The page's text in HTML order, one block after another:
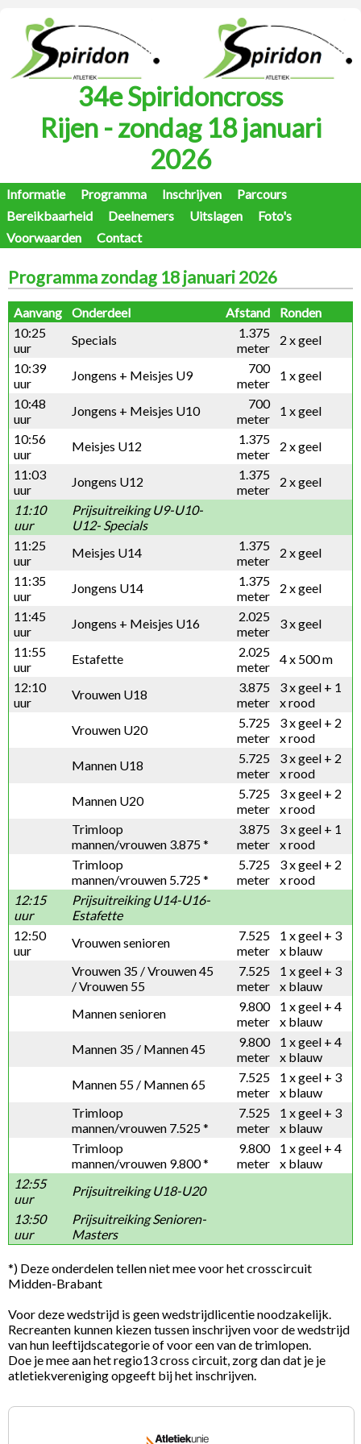
34e Spiridoncross
Rijen - zondag 18 januari
2026
Informatie Programma Inschrijven
Parcours
Bereikbaarheid
Deelnemers Uitslagen
Foto's
Voorwaarden
Contact
Programma zondag 18 januari 2026
Aanvang Onderdeel Afstand
Ronden
10:25
uur
Specials
1.375
meter
2 x geel
10:39
uur
Jongens + Meisjes U9
700
meter
1 x geel
10:48
uur
Jongens + Meisjes U10
700
meter
1 x geel
10:56
uur
Meisjes U12
1.375
meter
2 x geel
11:03
uur
Jongens U12
1.375
meter
2 x geel
11:10
uur
Prijsuitreiking U9-U10-
U12- Specials
11:25
uur
Meisjes U14
1.375
meter
2 x geel
11:35
uur
Jongens U14
1.375
meter
2 x geel
11:45
uur
Jongens + Meisjes U16
2.025
meter
3 x geel
11:55
uur
Estafette
2.025
meter
4 x 500 m
12:10
uur
Vrouwen U18
3.875
meter
3 x geel + 1
x rood
Vrouwen U20
5.725
meter
3 x geel + 2
x rood
Mannen U18
5.725
meter
3 x geel + 2
x rood
Mannen U20
5.725
meter
3 x geel + 2
x rood
Trimloop
mannen/vrouwen 3.875 *
3.875
meter
3 x geel + 1
x rood
Trimloop
mannen/vrouwen 5.725 *
5.725
meter
3 x geel + 2
x rood
12:15
uur
Prijsuitreiking U14-U16-
Estafette
12:50
uur
Vrouwen senioren
7.525
meter
1 x geel + 3
x blauw
Vrouwen 35 / Vrouwen 45
/ Vrouwen 55
7.525
meter
1 x geel + 3
x blauw
Mannen senioren
9.800
meter
1 x geel + 4
x blauw
Mannen 35 / Mannen 45
9.800
meter
1 x geel + 4
x blauw
Mannen 55 / Mannen 65
7.525
meter
1 x geel + 3
x blauw
Trimloop
mannen/vrouwen 7.525 *
7.525
meter
1 x geel + 3
x blauw
Trimloop
mannen/vrouwen 9.800 *
9.800
meter
1 x geel + 4
x blauw
12:55
uur
Prijsuitreiking U18-U20
13:50
uur
Prijsuitreiking Senioren-
Masters
*) Deze onderdelen tellen niet mee voor het crosscircuit
Midden-Brabant
Voor deze wedstrijd is geen wedstrijdlicentie noodzakelijk.
Recreanten kunnen kiezen tussen inschrijven voor de wedstrijd
van hun leeftijdscategorie of voor een van de trimlopen.
Doe je mee aan het regio13 cross circuit, zorg dan dat je je
atletiekvereniging opgeeft bij het inschrijven.